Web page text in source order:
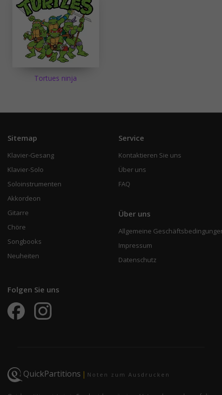
Tortues ninja
Sitemap
Klavier-Gesang
Klavier-Solo
Soloinstrumenten
Akkordeon
Gitarre
Chöre
Songbooks
Neuheiten
Service
Kontaktieren Sie uns
Über uns
FAQ
Über uns
Allgemeine
Impressum
Datenschutz
Folgen Sie uns
QuickPartitions | Noten zum Ausdrucken